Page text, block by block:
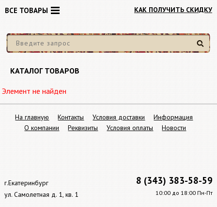
КАК ПОЛУЧИТЬ СКИДКУ
Найти
ВСЕ ТОВАРЫ
КАТАЛОГ ТОВАРОВ
Элемент не найден
8 (343) 383-58-59
10:00 до 18:00 Пн-Пт
г.Екатеринбург
ул. Самолетная д. 1, кв. 1
На главную Контакты Условия доставки
Информация
О компании
Реквизиты Условия оплаты Новости